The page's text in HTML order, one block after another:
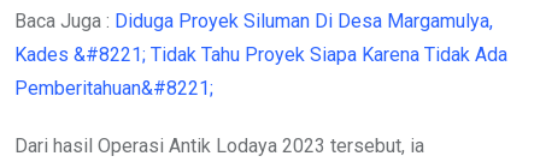
Baca Juga : Diduga Proyek Siluman Di Desa Margamulya,
Kades &#8221; Tidak Tahu Proyek Siapa Karena Tidak Ada
Pemberitahuan&#8221;
Dari hasil Operasi Antik Lodaya 2023 tersebut, ia